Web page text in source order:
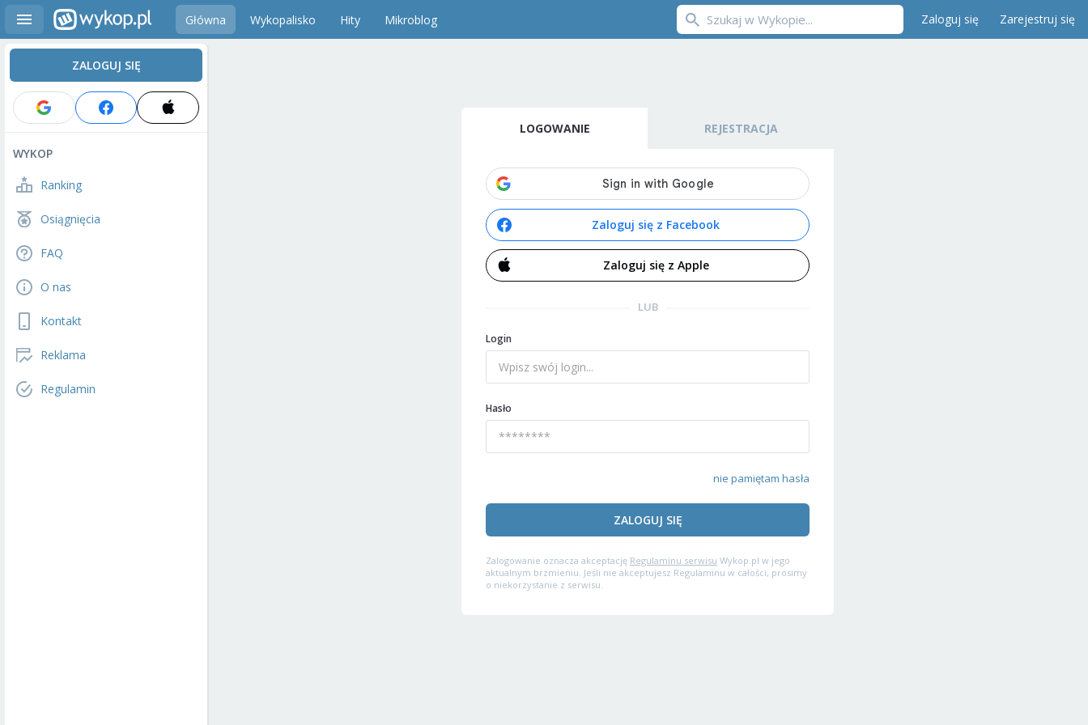
Główna Wykopalisko Hity Mikroblog Zaloguj się Zarejestruj się
ZALOGUJ SIĘ
WYKOP
Ranking
Osiągnięcia
FAQ
O nas
Kontakt
Reklama
Regulamin
LOGOWANIE REJESTRACJA
Zaloguj się z Facebook
Zaloguj się z Apple
LUB
Login
Hasło
nie pamiętam hasła
ZALOGUJ SIĘ
Zalogowanie oznacza akceptację Regulaminu serwisu Wykop.pl w jego
aktualnym brzmieniu. Jeśli nie akceptujesz Regulaminu w całości, prosimy
o niekorzystanie z serwisu.